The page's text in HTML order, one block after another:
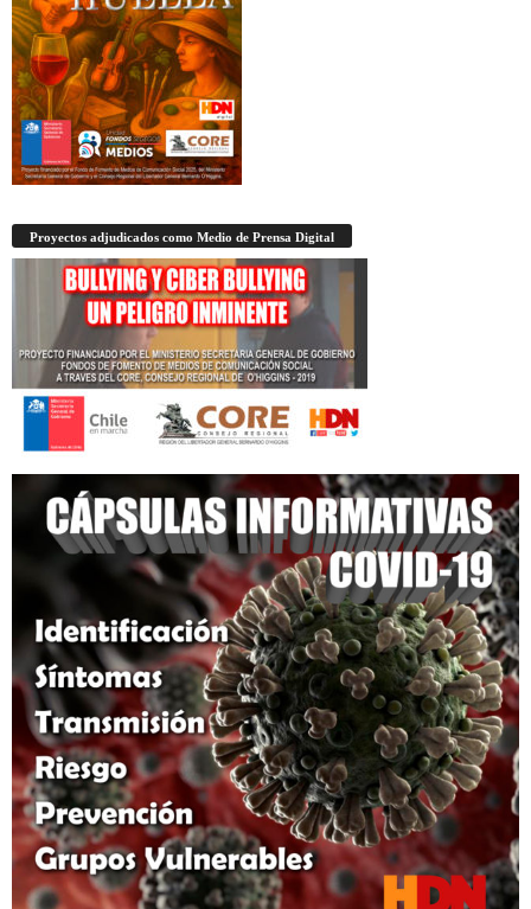
Proyectos adjudicados como Medio de Prensa Digital